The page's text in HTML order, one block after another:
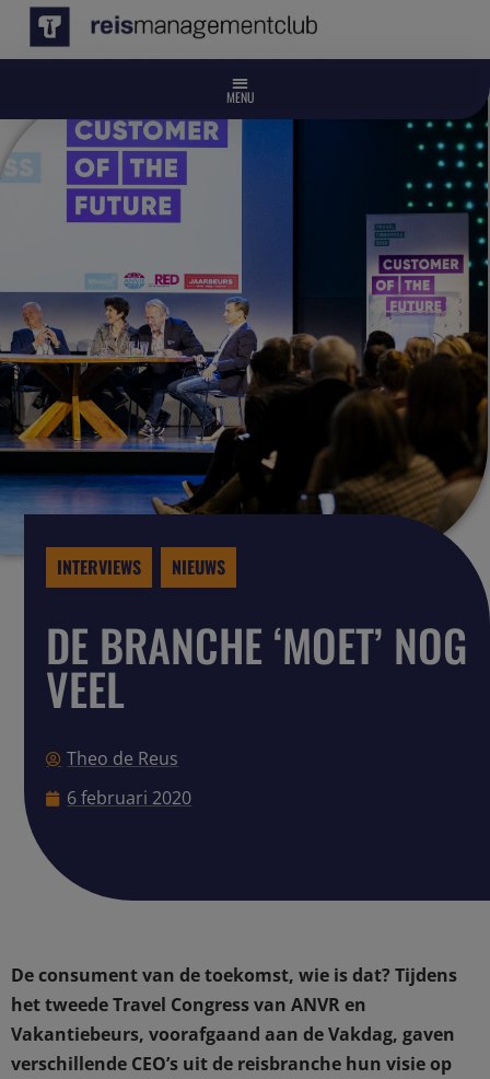
INTERVIEWS NIEUWS
DE BRANCHE ‘MOET’ NOG
VEEL
Theo de Reus
6 februari 2020
De consument van de toekomst, wie is dat? Tijdens
het tweede Travel Congress van ANVR en
Vakantiebeurs, voorafgaand aan de Vakdag, gaven
verschillende CEO’s uit de reisbranche hun visie op